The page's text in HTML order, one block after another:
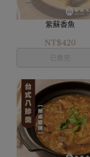
紫蘇香魚
NT$420
已售完